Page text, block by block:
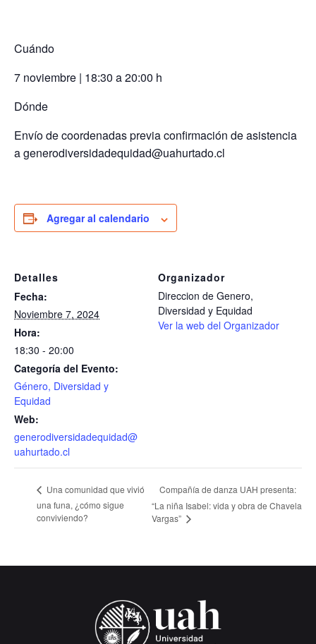
Cuándo
7 noviembre | 18:30 a 20:00 h
Dónde
Envío de coordenadas previa confirmación de asistencia
a generodiversidadequidad@uahurtado.cl
Agregar al calendario
Detalles
Fecha:
Noviembre 7, 2024
Hora:
18:30 - 20:00
Categoría del Evento:
Género, Diversidad y
Equidad
Web:
generodiversidadequidad@
uahurtado.cl
Organizador
Direccion de Genero,
Diversidad y Equidad
Ver la web del Organizador
Una comunidad que vivió
una funa, ¿cómo sigue
conviviendo?
Compañía de danza UAH presenta:
“La niña Isabel: vida y obra de Chavela
Vargas”